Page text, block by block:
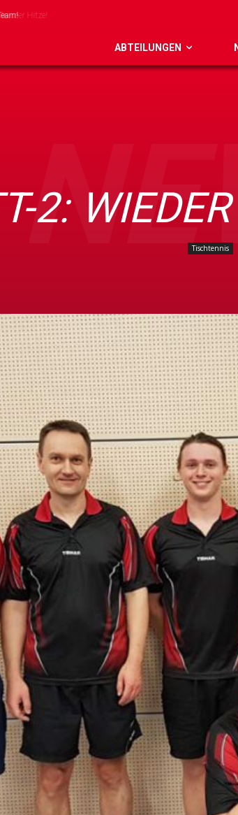
ABTEILUNGEN
2:
Tischtennis